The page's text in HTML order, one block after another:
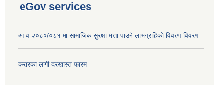
eGov services
आ व २०८०/०८१ मा सामाजिक सुरक्षा भत्ता पाउने लाभग्राहिको विवरण विवरण
करारका लागी दरखास्त फारम